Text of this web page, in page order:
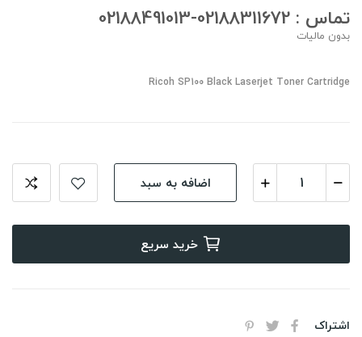
تماس : 02188311672-02188491013
بدون مالیات
Ricoh SP100 Black Laserjet Toner Cartridge
اضافه به سبد
خرید سریع
اشتراک